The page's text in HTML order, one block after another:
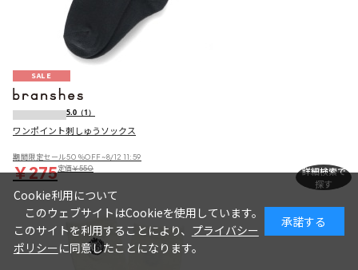
SALE
5.0 （1）
ワンポイント刺しゅうソックス
期間限定セール50％OFF~8/12 11:59
￥275定価￥550
詳細検索で
探す
Cookie利用について
このウェブサイトはCookieを使用しています。
このサイトを利用することにより、 プライバシー
ポリシーに同意したことになります。
承諾する